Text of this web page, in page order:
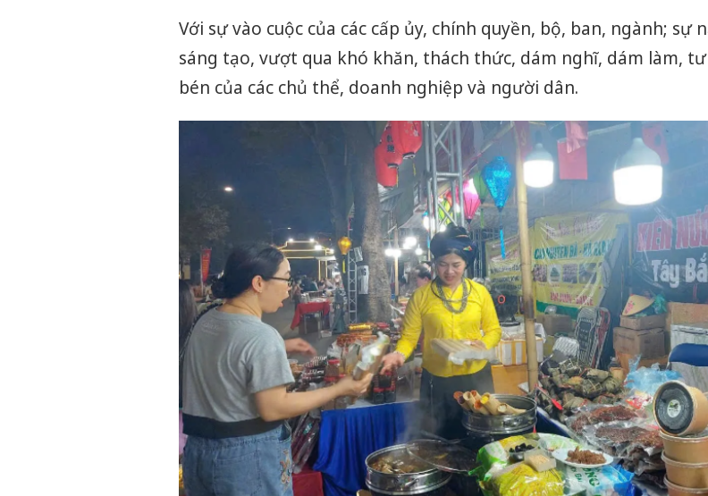
Với sự vào cuộc của các cấp ủy, chính quyền, bộ, ban, ngành; sự
sáng tạo, vượt qua khó khăn, thách thức, dám nghĩ, dám làm,
bén của các chủ thể, doanh nghiệp và người dân.